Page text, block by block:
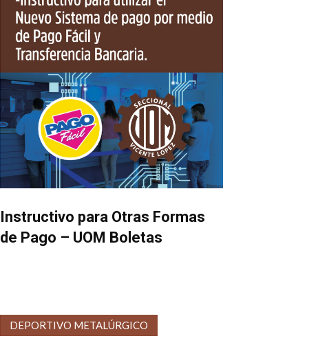
Instructivo para Otras Formas
de Pago – UOM Boletas
DEPORTIVO METALÚRGICO